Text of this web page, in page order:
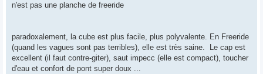
n'est pas une planche de freeride
paradoxalement, la cube est plus facile, plus polyvalente. En Freeride
(quand les vagues sont pas terribles), elle est très saine. Le cap est
excellent (il faut contre-giter), saut impecc (elle est compact), toucher
d'eau et confort de pont super doux ...